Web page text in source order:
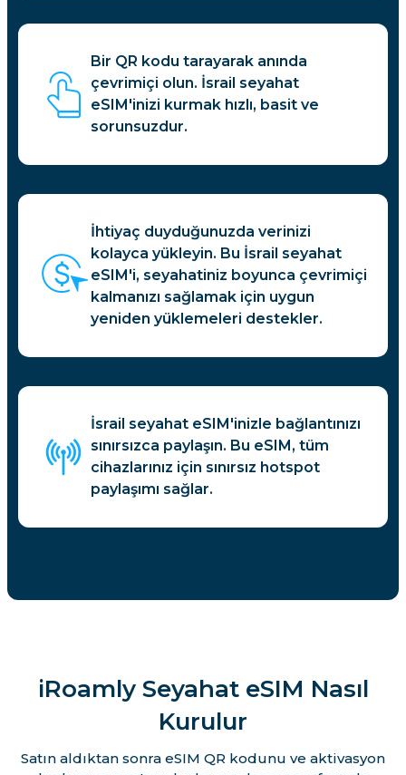
Bir QR kodu tarayarak anında
çevrimiçi olun. İsrail seyahat
eSIM'inizi kurmak hızlı, basit ve
sorunsuzdur.
İhtiyaç duyduğunuzda verinizi
kolayca yükleyin. Bu İsrail seyahat
eSIM'i, seyahatiniz boyunca çevrimiçi
kalmanızı sağlamak için uygun
yeniden yüklemeleri destekler.
İsrail seyahat eSIM'inizle bağlantınızı
sınırsızca paylaşın. Bu eSIM, tüm
cihazlarınız için sınırsız hotspot
paylaşımı sağlar.
iRoamly Seyahat eSIM Nasıl
Kurulur
Satın aldıktan sonra eSIM QR kodunu ve aktivasyon